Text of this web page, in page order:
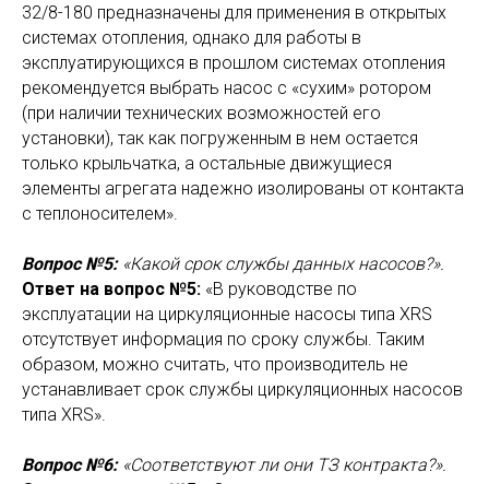
32/8-180 предназначены для применения в открытых
системах отопления, однако для работы в
эксплуатирующихся в прошлом системах отопления
рекомендуется выбрать насос с «сухим» ротором
(при наличии технических возможностей его
установки), так как погруженным в нем остается
только крыльчатка, а остальные движущиеся
элементы агрегата надежно изолированы от контакта
с теплоносителем».
Вопрос №5:«Какой срок службы данных насосов?».
Ответ на вопрос №5: «В руководстве по
эксплуатации на циркуляционные насосы типа XRS
отсутствует информация по сроку службы. Таким
образом, можно считать, что производитель не
устанавливает срок службы циркуляционных насосов
типа XRS».
Вопрос №6:«Соответствуют ли они ТЗ контракта?».